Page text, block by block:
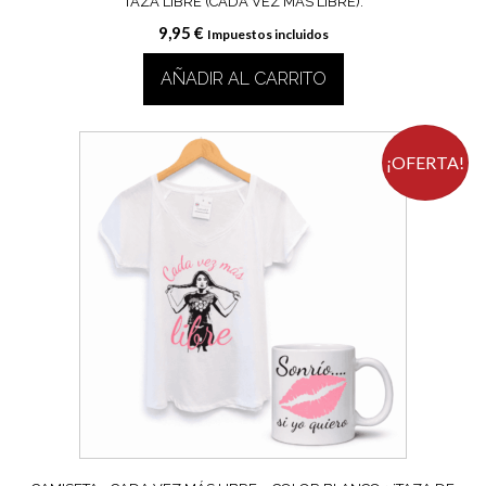
9,95 € Impuestos incluidos
AÑADIR AL CARRITO
¡OFERTA!